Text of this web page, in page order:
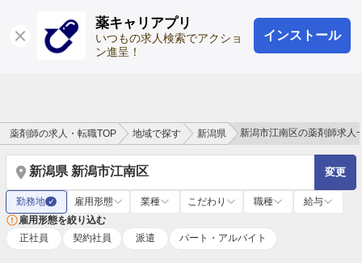
薬キャリアプリ
いつもの求人検索でアクショ
ン進呈！
インストール
ログイン 会員登録
薬剤師の求人・転職TOP 地域で探す 新潟県 新潟市江南区の薬剤師求人
新潟県 新潟市江南区 変更
勤務地 ✓ 雇用形態 業種 こだわり 職種
給与
雇用形態を絞り込む
正社員
契約社員 派遣 パート・アルバイト